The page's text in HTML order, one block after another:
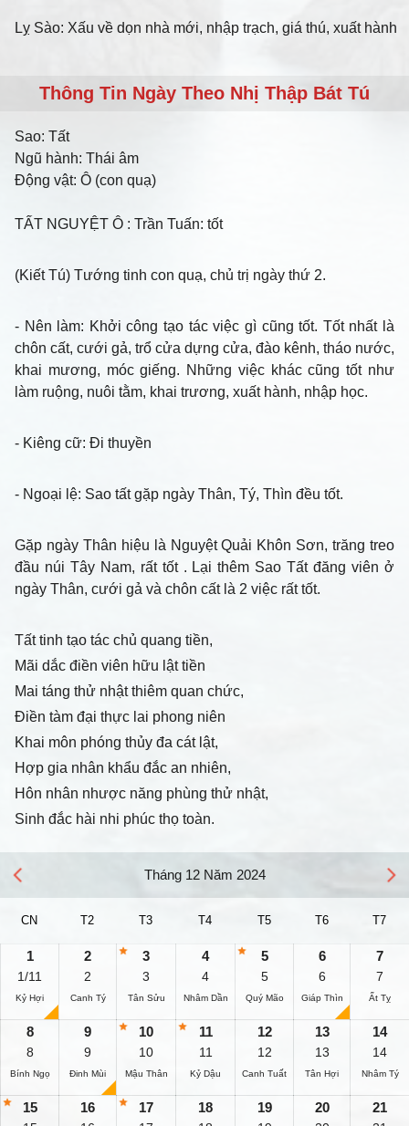
Lỵ Sào: Xấu về dọn nhà mới, nhập trạch, giá thú, xuất hành
Thông Tin Ngày Theo Nhị Thập Bát Tú
Sao: Tất
Ngũ hành: Thái âm
Động vật: Ô (con quạ)
TẤT NGUYỆT Ô : Trần Tuấn: tốt
(Kiết Tú) Tướng tinh con quạ, chủ trị ngày thứ 2.
- Nên làm: Khởi công tạo tác việc gì cũng tốt. Tốt nhất là
chôn cất, cưới gả, trổ cửa dựng cửa, đào kênh, tháo nước,
khai mương, móc giếng. Những việc khác cũng tốt như
làm ruộng, nuôi tằm, khai trương, xuất hành, nhập học.
- Kiêng cữ: Đi thuyền
- Ngoại lệ: Sao tất gặp ngày Thân, Tý, Thìn đều tốt.
Gặp ngày Thân hiệu là Nguyệt Quải Khôn Sơn, trăng treo
đầu núi Tây Nam, rất tốt . Lại thêm Sao Tất đăng viên ở
ngày Thân, cưới gả và chôn cất là 2 việc rất tốt.
Tất tinh tạo tác chủ quang tiền,
Mãi dắc điền viên hữu lật tiền
Mai táng thử nhật thiêm quan chức,
Điền tàm đại thực lai phong niên
Khai môn phóng thủy đa cát lật,
Hợp gia nhân khẩu đắc an nhiên,
Hôn nhân nhược năng phùng thử nhật,
Sinh đắc hài nhi phúc thọ toàn.
Tháng 12 Năm 2024
CN T2 T3 T4 T5 T6 T7
1
1/11
Kỷ Hợi
2
2
Canh Tý
3
3
Tân Sửu
4
4
Nhâm Dần
5
5
Quý Mão
6
6
Giáp Thìn
7
7
Ất Tỵ
8
8
Bính Ngọ
9
9
Đinh Mùi
10
10
Mậu Thân
11
11
Kỷ Dậu
12
12
Canh Tuất
13
13
Tân Hợi
14
14
Nhâm Tý
15 16 17 18 19 20 21